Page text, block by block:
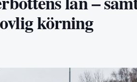
körning